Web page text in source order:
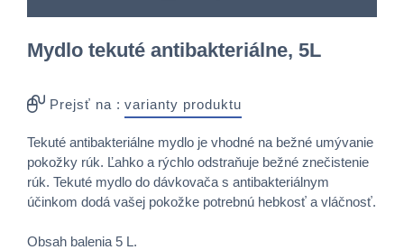
Mydlo tekuté antibakteriálne, 5L
Prejsť na : varianty produktu
Tekuté antibakteriálne mydlo je vhodné na bežné umývanie
pokožky rúk. Ľahko a rýchlo odstraňuje bežné znečistenie
rúk. Tekuté mydlo do dávkovača s antibakteriálnym
účinkom dodá vašej pokožke potrebnú hebkosť a vláčnosť.
Obsah balenia 5 L.